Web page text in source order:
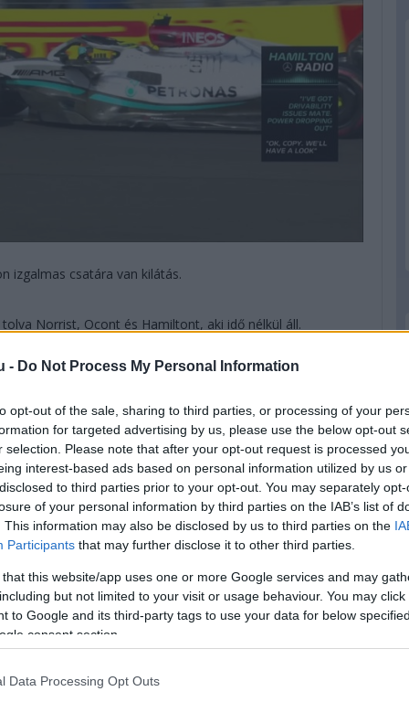
- Do Not Process My Personal Information
opt-out of the sale, sharing to third parties, or processing of your
for targeted advertising by us, please use the below opt-out
selection. Please note that after your opt-out request is processed
interest-based ads based on personal information utilized by us
to third parties prior to your opt-out. You may separately
of your personal information by third parties on the IAB’s list of
This information may also be disclosed by us to third parties on the
Participants that may further disclose it to other third parties.
this website/app uses one or more Google services and may
but not limited to your visit or usage behaviour. You may
to Google and its third-party tags to use your data for below
consent section.
Data Processing Opt Outs
izgalmas csatára van kilátás.
Norrist, Ocont és Hamiltont, aki idő nélkül áll.
perc még vissza, és így állunk jelenleg:
közel voltak, Hamiltonnak viszont elvették a körét.